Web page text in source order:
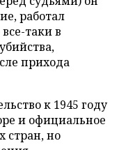
работал
таки в
прихода
к 1945 году
и официальное
стран, но